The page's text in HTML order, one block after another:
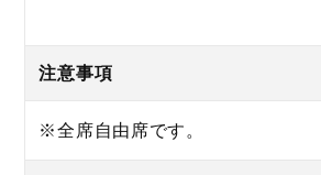
注意事項
※全席自由席です。